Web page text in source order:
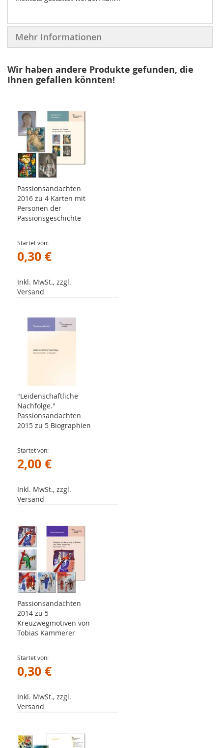
Mehr Informationen
Wir haben andere Produkte gefunden, die
Ihnen gefallen könnten!
Passionsandachten
2016 zu 4 Karten mit
Personen der
Passionsgeschichte
Startet von
0,30 €
Inkl. MwSt., zzgl.
Versand
"Leidenschaftliche
Nachfolge."
Passionsandachten
2015 zu 5 Biographien
Startet von
2,00 €
Inkl. MwSt., zzgl.
Versand
Passionsandachten
2014 zu 5
Kreuzwegmotiven von
Tobias Kammerer
Startet von
0,30 €
Inkl. MwSt., zzgl.
Versand